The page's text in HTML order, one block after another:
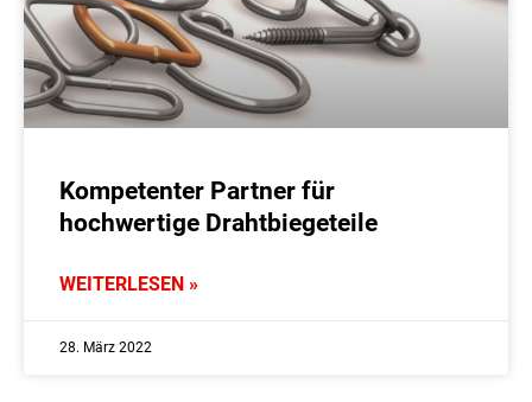
Kompetenter Partner für
hochwertige Drahtbiegeteile
WEITERLESEN »
28. März 2022